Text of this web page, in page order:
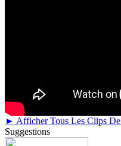
► Afficher Tous Les Clips De
Suggestions